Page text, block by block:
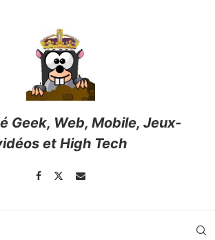
Geek, Web, Mobile, Jeux-
et High Tech